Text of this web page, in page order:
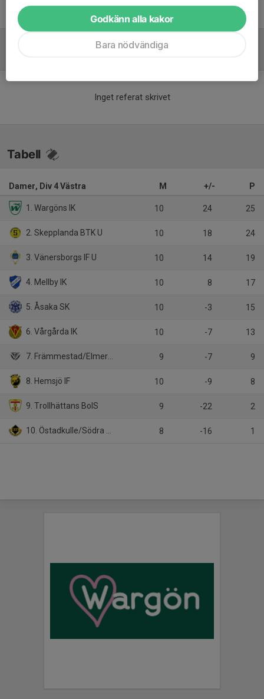
Huvudtränare
Inget referat skrivet
Tabell
Damer, Div 4 Västra M +/- P
1. Wargöns IK 10 24 25
2. Skepplanda BTK U 10 18 24
3. Vänersborgs IF U 10 14 19
4. Mellby IK 10 8 17
5. Åsaka SK 10 -3 15
6. Vårgårda IK 10 -7 13
7. Främmestad/Elmer-Fåglum/Nossebro 9 -7 9
8. Hemsjö IF 10 -9 8
9. Trollhättans BoIS 9 -22 2
10. Östadkulle/Södra Härene 8 -16 1
Godkänn alla kakor
Bara nödvändiga